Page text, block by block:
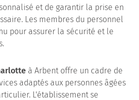
et de garantir la prise en
Les membres du personnel
pour assurer la sécurité et le
à Arbent offre un cadre de
adaptés aux personnes âgées
L'établissement se